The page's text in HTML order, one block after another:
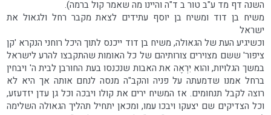
השנה דף מד ע"ב טור ב ד"ה והיינו מה שאמר קול ברמה).
משיח בן דוד ומשיח בן יוסף עתידים לצאת מקבר רחל ולגאול את
ישראל
וכשיגיע העת של הגאולה, משיח בן דוד ייכנס לתוך היכל רוחני הנקרא 'קן
ציפור' ששם מצוירים צורותיהם של כל האומות שהתקבצו להרע לישראל
במשך הגלויות, והוא יִרְאֶה את האבות שנכנסו בעת החורבן לבית ה' ויבחין
ברחל אמנו שדמעתה על פניה והקב"ה מנסה לנחם אותה אך היא לא
רוצה לקבל תנחומים. אז המשיח ירים את קולו ויבכה וכל גן עדן יזדעזע,
וכל הצדיקים שם יצעקו ויבכו עמו, ומכאן יתחיל תהליך הגאולה השלימה